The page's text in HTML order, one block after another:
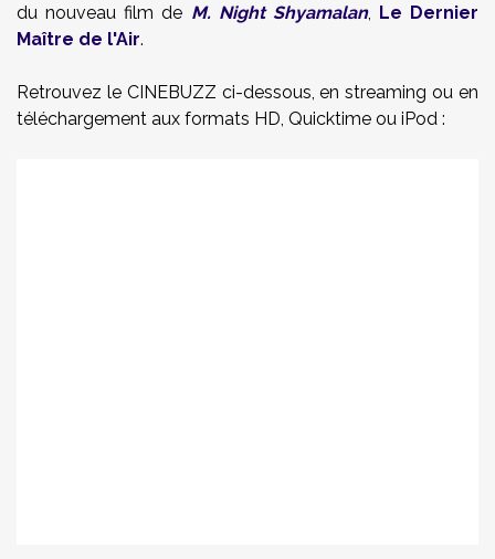
du nouveau film de M. Night Shyamalan, Le Dernier
Maître de l'Air.
Retrouvez le CINEBUZZ ci-dessous, en streaming ou en
téléchargement aux formats HD, Quicktime ou iPod :